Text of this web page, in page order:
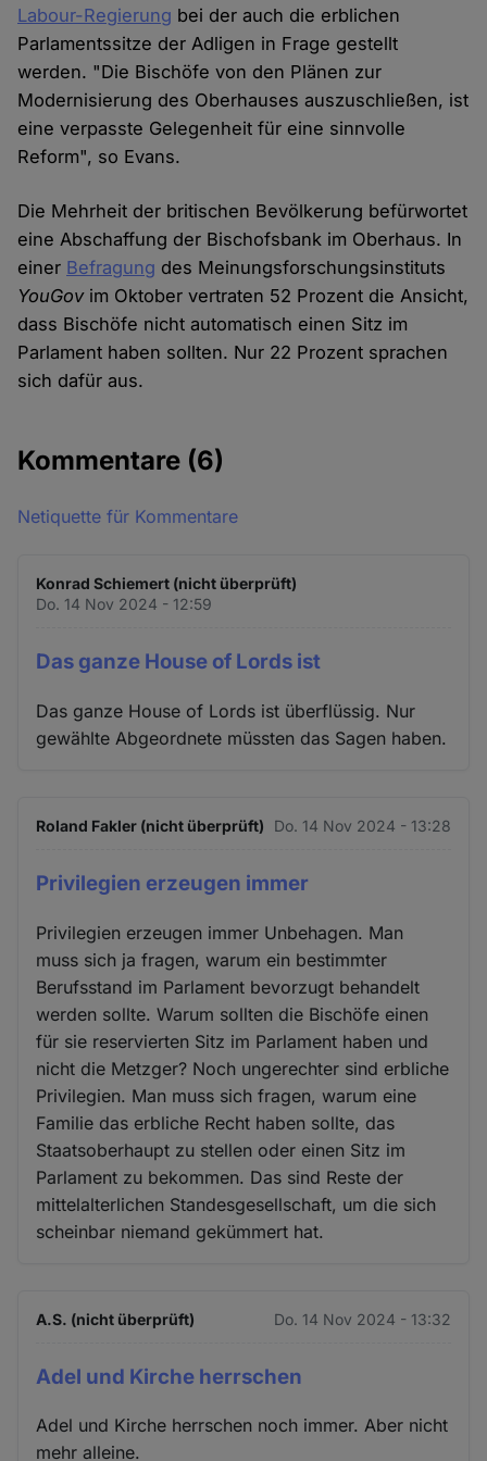
Labour-Regierung bei der auch die erblichen
Parlamentssitze der Adligen in Frage gestellt
werden. "Die Bischöfe von den Plänen zur
Modernisierung des Oberhauses auszuschließen, ist
eine verpasste Gelegenheit für eine sinnvolle
Reform", so Evans.
Die Mehrheit der britischen Bevölkerung befürwortet
eine Abschaffung der Bischofsbank im Oberhaus. In
einer Befragung des Meinungsforschungsinstituts
YouGovim Oktober vertraten 52 Prozent die Ansicht,
dass Bischöfe nicht automatisch einen Sitz im
Parlament haben sollten. Nur 22 Prozent sprachen
sich dafür aus.
Kommentare (6)
Netiquette für Kommentare
Konrad Schiemert (nicht überprüft)
Do. 14 Nov 2024 - 12:59
Das ganze House of Lords ist
Das ganze House of Lords ist überflüssig. Nur
gewählte Abgeordnete müssten das Sagen haben.
Roland Fakler (nicht überprüft) Do. 14 Nov 2024 - 13:28
Privilegien erzeugen immer
Privilegien erzeugen immer Unbehagen. Man
muss sich ja fragen, warum ein bestimmter
Berufsstand im Parlament bevorzugt behandelt
werden sollte. Warum sollten die Bischöfe einen
für sie reservierten Sitz im Parlament haben und
nicht die Metzger? Noch ungerechter sind erbliche
Privilegien. Man muss sich fragen, warum eine
Familie das erbliche Recht haben sollte, das
Staatsoberhaupt zu stellen oder einen Sitz im
Parlament zu bekommen. Das sind Reste der
mittelalterlichen Standesgesellschaft, um die sich
scheinbar niemand gekümmert hat.
A.S. (nicht überprüft) Do. 14 Nov 2024 - 13:32
Adel und Kirche herrschen
Adel und Kirche herrschen noch immer. Aber nicht
mehr alleine.